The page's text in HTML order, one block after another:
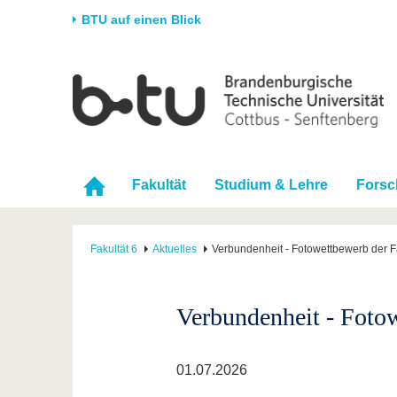
BTU auf einen Blick
Universität
Karriere & Engagement
Forschung
Förderung Im
Fakultät Studium & Lehre
Fakultät 6 Aktuelles Verbundenheit - Fotowettbewerb der
Verbundenheit -
01.07.2026